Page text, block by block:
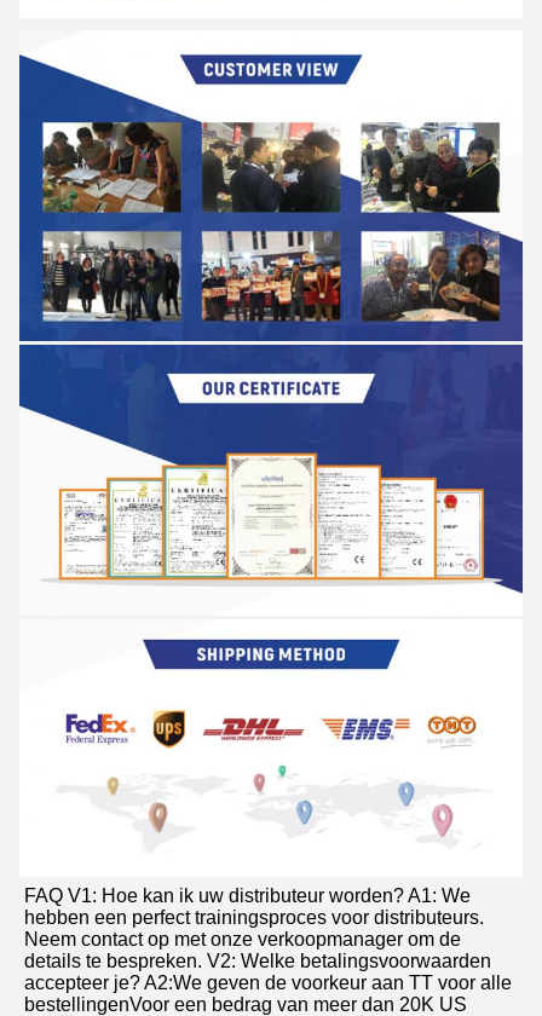
FAQ V1: Hoe kan ik uw distributeur worden? A1: We
hebben een perfect trainingsproces voor distributeurs.
Neem contact op met onze verkoopmanager om de
details te bespreken. V2: Welke betalingsvoorwaarden
accepteer je? A2:We geven de voorkeur aan TT voor alle
bestellingenVoor een bedrag van meer dan 20K US